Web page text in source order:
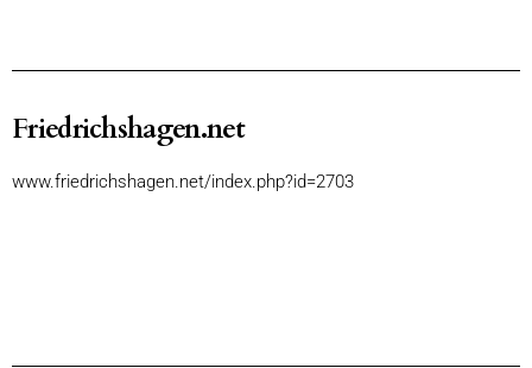
Friedrichshagen.net
www.friedrichshagen.net/index.php?id=2703